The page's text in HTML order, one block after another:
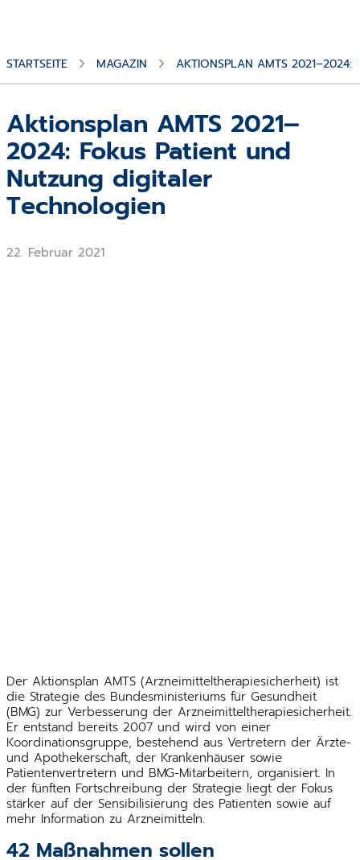
STARTSEITE MAGAZIN AKTIONSPLAN AMTS 2021–2024:
Aktionsplan AMTS 2021–
2024: Fokus Patient und
Nutzung digitaler
Technologien
22. Februar 2021
Der Aktionsplan AMTS (Arzneimitteltherapiesicherheit) ist
die Strategie des Bundesministeriums für Gesundheit
(BMG) zur Verbesserung der Arzneimitteltherapiesicherheit.
Er entstand bereits 2007 und wird von einer
Koordinationsgruppe, bestehend aus Vertretern der Ärzte-
und Apothekerschaft, der Krankenhäuser sowie
Patientenvertretern und BMG-Mitarbeitern, organisiert. In
der fünften Fortschreibung der Strategie liegt der Fokus
stärker auf der Sensibilisierung des Patienten sowie auf
mehr Information zu Arzneimitteln.
42 Maßnahmen sollen